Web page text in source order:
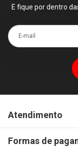
E fique por dentro
E-mail
Atendimento
Formas de